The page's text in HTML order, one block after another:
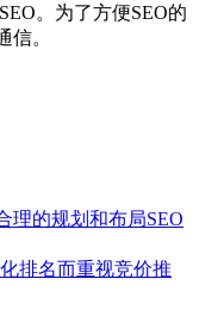
。为了方便SEO的
信。
理的规划和布局SEO
排名而重视竞价推